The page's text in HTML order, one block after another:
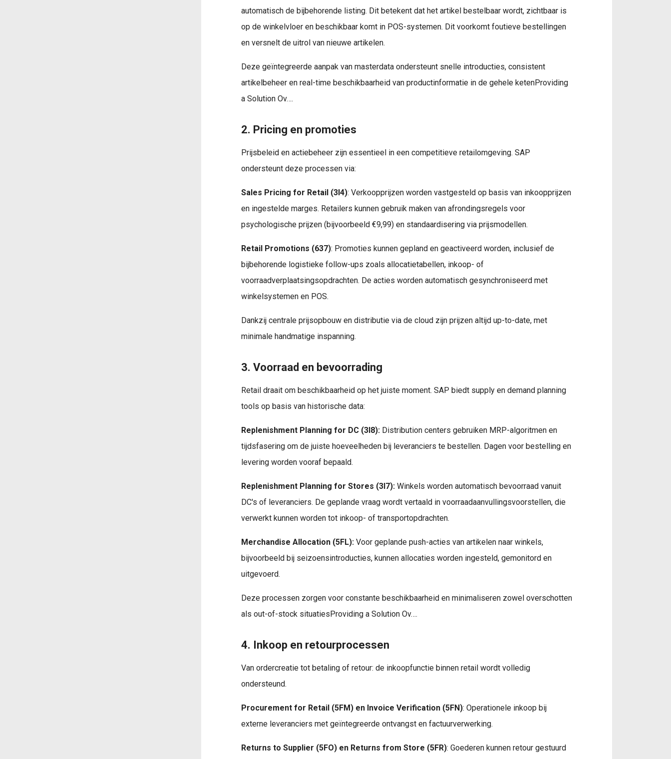
automatisch de bijbehorende listing. Dit betekent dat het artikel bestelbaar wordt, zichtbaar is
op de winkelvloer en beschikbaar komt in POS-systemen. Dit voorkomt foutieve bestellingen
en versnelt de uitrol van nieuwe artikelen.
Deze geïntegreerde aanpak van masterdata ondersteunt snelle introducties, consistent
artikelbeheer en real-time beschikbaarheid van productinformatie in de gehele ketenProviding
a Solution Ov….
2. Pricing en promoties
Prijsbeleid en actiebeheer zijn essentieel in een competitieve retailomgeving. SAP
ondersteunt deze processen via:
Sales Pricing for Retail (3I4): Verkoopprijzen worden vastgesteld op basis van inkoopprijzen
en ingestelde marges. Retailers kunnen gebruik maken van afrondingsregels voor
psychologische prijzen (bijvoorbeeld €9,99) en standaardisering via prijsmodellen.
Retail Promotions (637): Promoties kunnen gepland en geactiveerd worden, inclusief de
bijbehorende logistieke follow-ups zoals allocatietabellen, inkoop- of
voorraadverplaatsingsopdrachten. De acties worden automatisch gesynchroniseerd met
winkelsystemen en POS.
Dankzij centrale prijsopbouw en distributie via de cloud zijn prijzen altijd up-to-date, met
minimale handmatige inspanning.
3. Voorraad en bevoorrading
Retail draait om beschikbaarheid op het juiste moment. SAP biedt supply en demand planning
tools op basis van historische data:
Replenishment Planning for DC (3I8): Distribution centers gebruiken MRP-algoritmen en
tijdsfasering om de juiste hoeveelheden bij leveranciers te bestellen. Dagen voor bestelling en
levering worden vooraf bepaald.
Replenishment Planning for Stores (3I7): Winkels worden automatisch bevoorraad vanuit
DC's of leveranciers. De geplande vraag wordt vertaald in voorraadaanvullingsvoorstellen, die
verwerkt kunnen worden tot inkoop- of transportopdrachten.
Merchandise Allocation (5FL): Voor geplande push-acties van artikelen naar winkels,
bijvoorbeeld bij seizoensintroducties, kunnen allocaties worden ingesteld, gemonitord en
uitgevoerd.
Deze processen zorgen voor constante beschikbaarheid en minimaliseren zowel overschotten
als out-of-stock situatiesProviding a Solution Ov….
4. Inkoop en retourprocessen
Van ordercreatie tot betaling of retour: de inkoopfunctie binnen retail wordt volledig
ondersteund.
Procurement for Retail (5FM) en Invoice Verification (5FN): Operationele inkoop bij
externe leveranciers met geïntegreerde ontvangst en factuurverwerking.
Returns to Supplier (5FO) en Returns from Store (5FR): Goederen kunnen retour gestuurd